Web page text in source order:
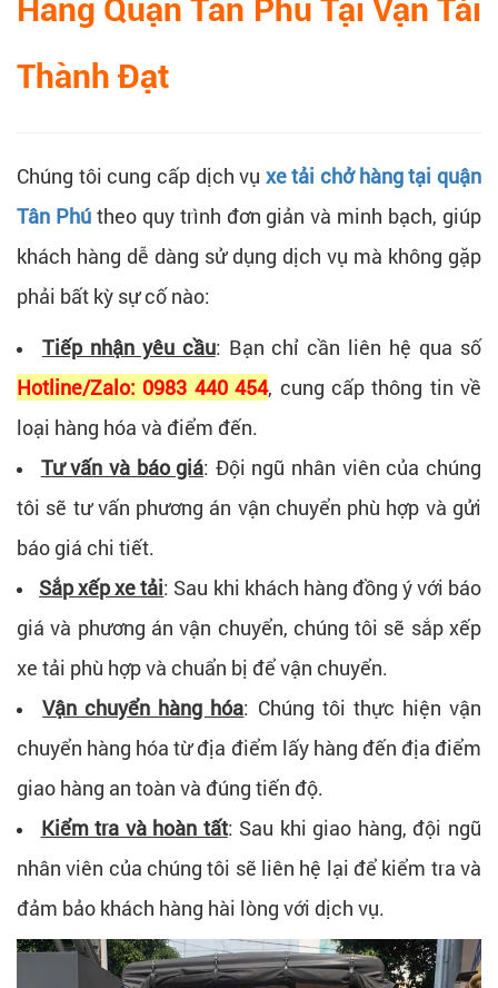
Hàng Quận Tân Phú Tại Vận Tải
Thành Đạt
Chúng tôi cung cấp dịch vụ xe tải chở hàng tại quận
Tân Phútheo quy trình đơn giản và minh bạch, giúp
khách hàng dễ dàng sử dụng dịch vụ mà không gặp
phải bất kỳ sự cố nào:
Tiếp nhận yêu cầu: Bạn chỉ cần liên hệ qua số
Hotline/Zalo: 0983 440 454, cung cấp thông tin về
loại hàng hóa và điểm đến.
Tư vấn và báo giá: Đội ngũ nhân viên của chúng
tôi sẽ tư vấn phương án vận chuyển phù hợp và gửi
báo giá chi tiết.
Sắp xếp xe tải: Sau khi khách hàng đồng ý với báo
giá và phương án vận chuyển, chúng tôi sẽ sắp xếp
xe tải phù hợp và chuẩn bị để vận chuyển.
Vận chuyển hàng hóa: Chúng tôi thực hiện vận
chuyển hàng hóa từ địa điểm lấy hàng đến địa điểm
giao hàng an toàn và đúng tiến độ.
Kiểm tra và hoàn tất: Sau khi giao hàng, đội ngũ
nhân viên của chúng tôi sẽ liên hệ lại để kiểm tra và
đảm bảo khách hàng hài lòng với dịch vụ.